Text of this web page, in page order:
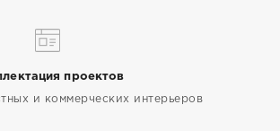
проектов
и коммерческих интерьеров